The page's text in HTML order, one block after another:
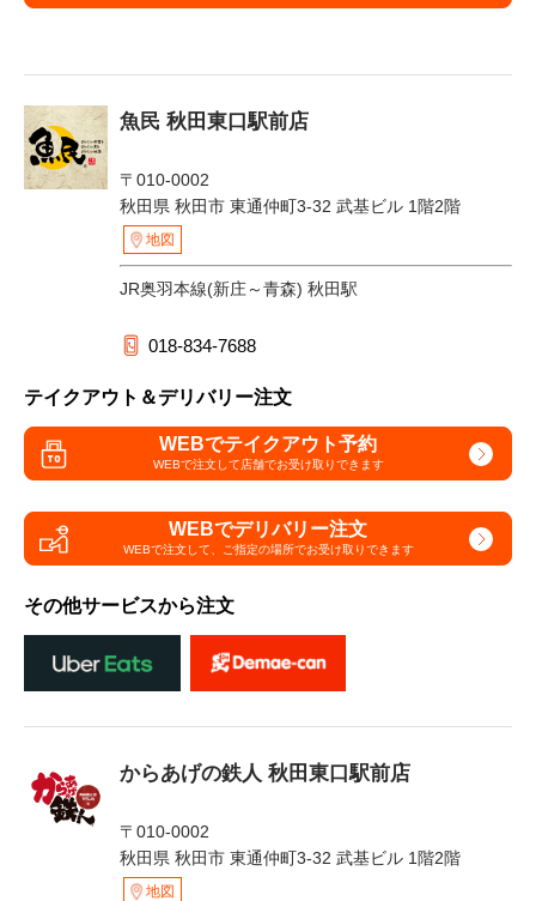
魚民 秋田東口駅前店
〒010-0002
秋田県 秋田市 東通仲町3-32 武基ビル 1階2階
地図
JR奥羽本線(新庄～青森) 秋田駅
018-834-7688
テイクアウト＆デリバリー注文
WEBでテイクアウト予約
WEBで注文して店舗でお受け取りできます
WEBでデリバリー注文
WEBで注文して、 ご指定の場所でお受け取りできます
その他サービスから注文
からあげの鉄人 秋田東口駅前店
〒010-0002
秋田県 秋田市 東通仲町3-32 武基ビル 1階2階
地図